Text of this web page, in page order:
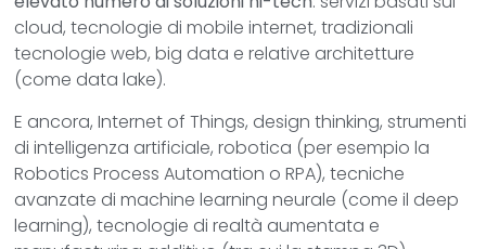
cloud, tecnologie di mobile internet, tradizionali
tecnologie web, big data e relative architetture
(come data lake).
E ancora, Internet of Things, design thinking, strumenti
di intelligenza artificiale, robotica (per esempio la
Robotics Process Automation o RPA), tecniche
avanzate di machine learning neurale (come il deep
learning), tecnologie di realtà aumentata e